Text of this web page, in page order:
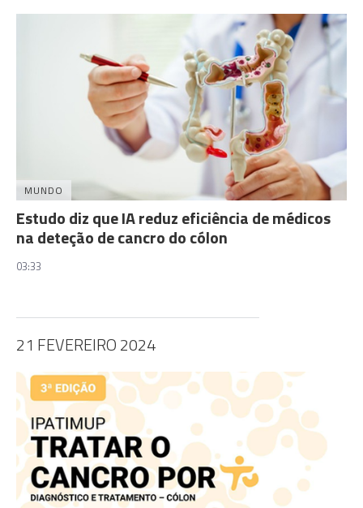
MUNDO
Estudo diz que IA reduz eficiência de médicos
na deteção de cancro do cólon
03:33
21 FEVEREIRO 2024